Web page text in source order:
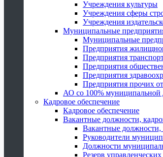
Учреждения культуры
Учреждения сферы
Учреждения
Муниципальные
Муниципальные
Предприятия
Предприятия
Предприятия
Предприятия
Предприятия прочих
АО со 100% муниципальной
Кадровое обеспечение
Кадровое обеспечение
Вакантные должности,
Вакантные должности,
Руководители
Должности
Резерв